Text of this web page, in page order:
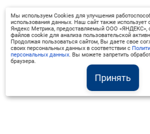
Принять
Мы используем Cookies для улучшения
использования данных. Наш сайт также использует
Яндекс Метрика, предоставляемый ООО «ЯНДЕКС»,
файлов cookie для анализа пользовательской
Продолжая пользоваться сайтом, Вы даете свое
своих персональных данных в соответствии с
персональных данных. Вы можете запретить
браузера.